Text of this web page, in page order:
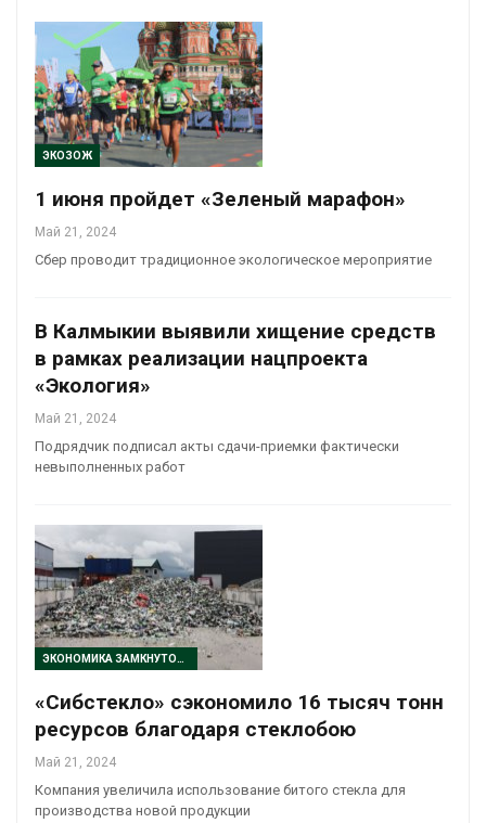
ЭКОЗОЖ
1 июня пройдет «Зеленый марафон»
Май 21, 2024
Сбер проводит традиционное экологическое мероприятие
В Калмыкии выявили хищение средств
в рамках реализации нацпроекта
«Экология»
Май 21, 2024
Подрядчик подписал акты сдачи-приемки фактически
невыполненных работ
ЭКОНОМИКА ЗАМКНУТОГО ЦИКЛА
«Сибстекло» сэкономило 16 тысяч тонн
ресурсов благодаря стеклобою
Май 21, 2024
Компания увеличила использование битого стекла для
производства новой продукции